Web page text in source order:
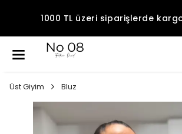
1000 TL üzeri siparişlerde
Üst Giyim Bluz